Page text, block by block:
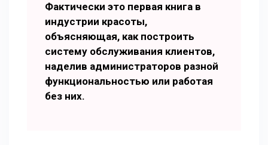
Фактически это первая книга в
индустрии красоты,
объясняющая, как построить
систему обслуживания клиентов,
наделив администраторов разной
функциональностью или работая
без них.